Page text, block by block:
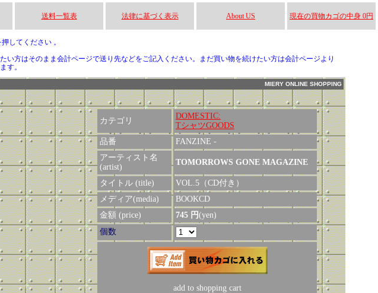
送料一覧表 法律に基づく表示 About US 現在の買物カゴの中身 0円
してください 。
方はそのまま会計ページで送り先などをご記入ください。まだ買い物を続けたい方は会計ページより
す。
MIERY ONLINE SHOPPING
カテゴリ
DOMESTIC:
TシャツGOODS
品番
FANZINE -
アーティスト名
(artist)
TOMORROWS GONE MAGAZINE
タイトル (title)
VOL.5（CD付き）
メディア(media)
BOOKCD
金額 (price)
745 円(yen)
個数
add to shopping cart